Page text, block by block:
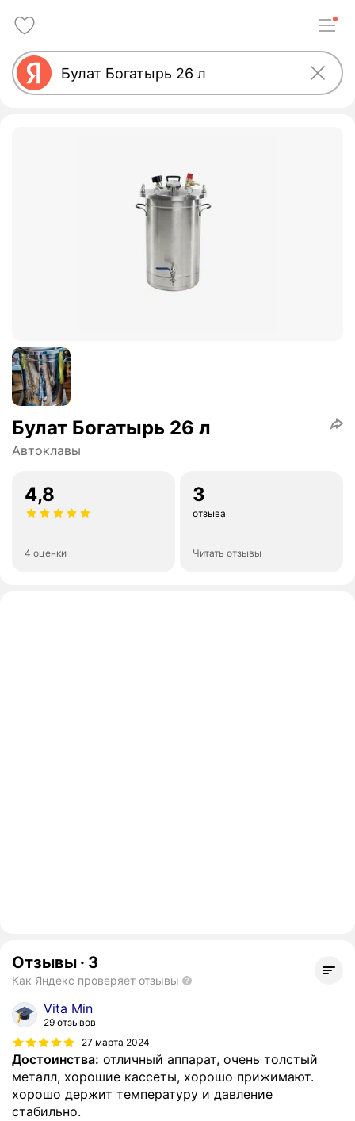
Булат Богатырь 26 л
Автоклавы
4,8
4 оценки
3
отзыва
Читать отзывы
Отзывы · 3
Как Яндекс проверяет отзывы
Vita Min
29 отзывов
27 марта 2024
Достоинства: отличный аппарат, очень толстый
металл, хорошие кассеты, хорошо прижимают.
хорошо держит температуру и давление
стабильно.